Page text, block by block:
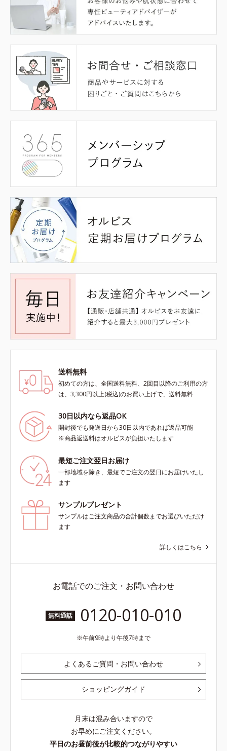
送料無料
初めての方は、全国送料無料、2回目以降のご利用の方
は、3,300円以上(税込)のお買い上げで、送料無料
30日以内なら返品OK
開封後でも発送日から30日以内であれば返品可能
※商品返送料はオルビスが負担いたします
最短ご注文翌日お届け
一部地域を除き、最短でご注文の翌日にお届けいたし
ます
サンプルプレゼント
サンプルはご注文商品の合計個数までお選びいただけ
ます
詳しくはこちら
お電話でのご注文・お問い合わせ
無料通話 0120-010-010
午前9時より午後7時まで
よくあるご質問・お問い合わせ
ショッピングガイド
月末は混み合いますので
お早めにご注文ください。
平日のお昼前後が比較的つながりやすい